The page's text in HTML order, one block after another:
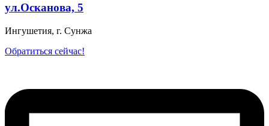
ул.Осканова, 5
Ингушетия, г. Сунжа
Обратиться сейчас!